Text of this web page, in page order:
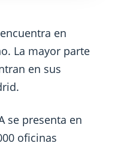
en
La mayor parte
en sus
se presenta en
oficinas